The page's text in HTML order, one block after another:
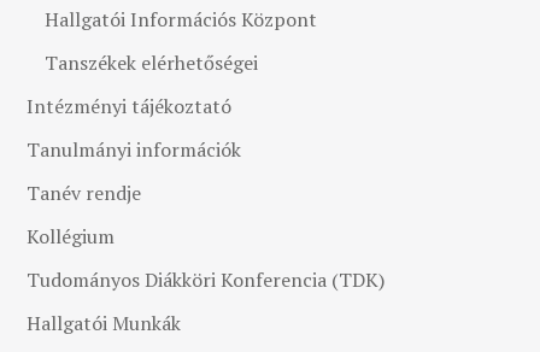
Hallgatói Információs Központ
Tanszékek elérhetőségei
Intézményi tájékoztató
Tanulmányi információk
Tanév rendje
Kollégium
Tudományos Diákköri Konferencia (TDK)
Hallgatói Munkák